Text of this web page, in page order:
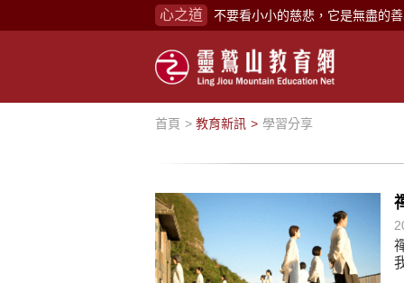
心之道 禪修，讓思緒單純，讓靈性清楚
念頭在心頭，不舒服；轉個念頭
煩惱如同下雨，當雨過天晴，雨
懂得消化煩惱，便能讓生活自在
生命是不斷流動地，安靜下來，
心不跟隨現下煩惱，不隨就不會
學佛，就是學著拭去塵埃。
首頁 教育新訊 學習分享